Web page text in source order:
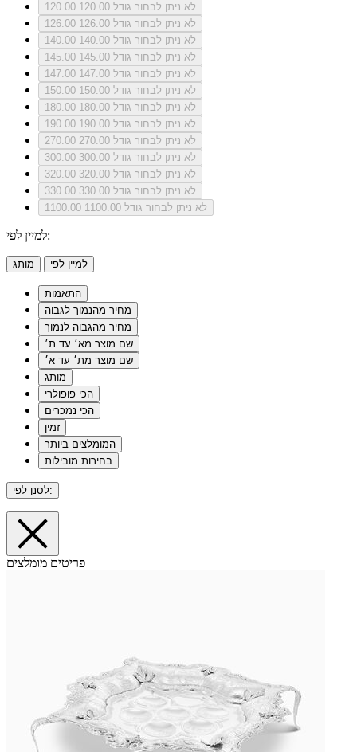
120.00
לא ניתן לבחור גודל 120.00
126.00
לא ניתן לבחור גודל 126.00
140.00
לא ניתן לבחור גודל 140.00
145.00
לא ניתן לבחור גודל 145.00
147.00
לא ניתן לבחור גודל 147.00
150.00
לא ניתן לבחור גודל 150.00
180.00
לא ניתן לבחור גודל 180.00
190.00
לא ניתן לבחור גודל 190.00
270.00
לא ניתן לבחור גודל 270.00
300.00
לא ניתן לבחור גודל 300.00
320.00
לא ניתן לבחור גודל 320.00
330.00
לא ניתן לבחור גודל 330.00
1100.00
לא ניתן לבחור גודל 1100.00
למיין לפי:
מותג למיין לפי
התאמות
מחיר מהנמוך לגבוה
מחיר מהגבוה לנמוך
שם מוצר מא׳ עד ת׳
שם מוצר מת׳ עד א׳
מותג
הכי פופולרי
הכי נמכרים
זמין
המומלצים ביותר
בחירות מובילות
לסנן לפי:
פריטים מומלצים